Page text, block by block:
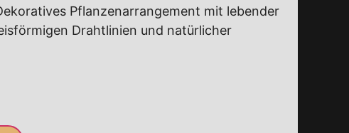
Pflanzenarrangement mit lebender
Drahtlinien und natürlicher